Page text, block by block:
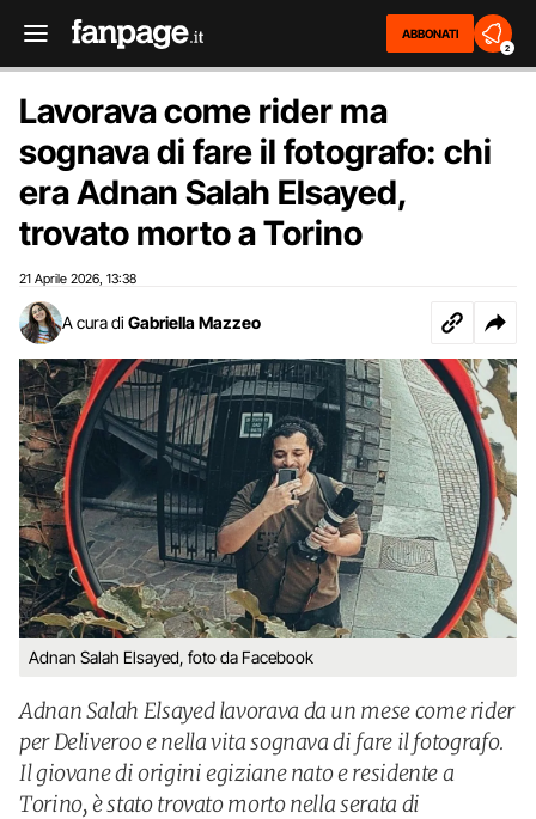
ABBONATI
2
Lavorava come rider ma
sognava di fare il fotografo: chi
era Adnan Salah Elsayed,
trovato morto a Torino
21 Aprile 2026 13:38
A cura di Gabriella Mazzeo
Adnan Salah Elsayed, foto da Facebook
Adnan Salah Elsayed lavorava da un mese come rider
per Deliveroo e nella vita sognava di fare il fotografo.
Il giovane di origini egiziane nato e residente a
Torino, è stato trovato morto nella serata di